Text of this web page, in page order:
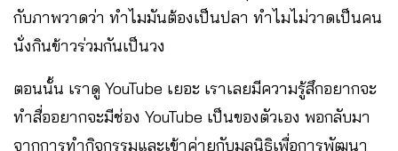
กับภาพวาดว่า ทำไมมันต้องเป็นปลา ทำไมไม่วาดเป็นคน
นั่งกินข้าวร่วมกันเป็นวง
ตอนนั้น เราดู YouTube เยอะ เราเลยมีความรู้สึกอยากจะ
ทำสื่ออยากจะมีช่อง YouTube เป็นของตัวเอง พอกลับมา
จากการทำกิจกรรมและเข้าค่ายกับมูลนิธิเพื่อการพัฒนา